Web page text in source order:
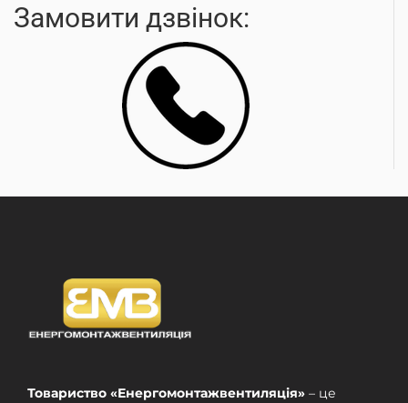
Замовити дзвінок:
Товариство «Енергомонтажвентиляція» – це